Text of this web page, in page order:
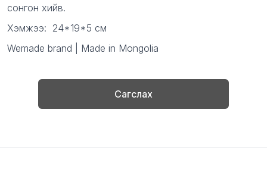
сонгон хийв.
Хэмжээ: 24*19*5 см
Wemade brand | Made in Mongolia
Сагслах